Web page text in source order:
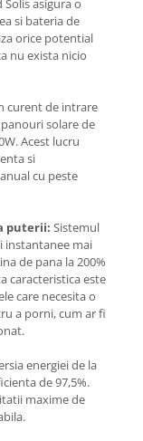
asigura o
si bateria de
orice potential
nu exista nicio
curent de intrare
solare de
Acest lucru
si
cu peste
puterii: Sistemul
instantanee mai
de pana la 200%
caracteristica este
care necesita o
a porni, cum ar fi
energiei de la
de 97,5%.
maxime de